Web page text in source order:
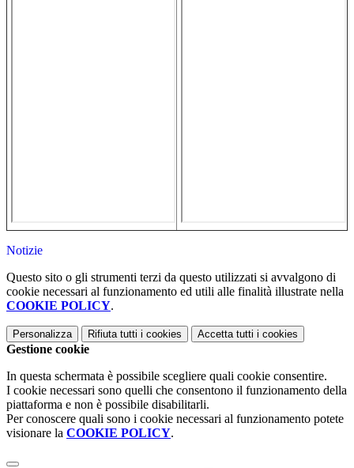
Notizie
Questo sito o gli strumenti terzi da questo utilizzati si avvalgono di
cookie necessari al funzionamento ed utili alle finalità illustrate nella
COOKIE POLICY.
Personalizza Rifiuta tutti i cookies Accetta tutti i cookies
Gestione cookie
In questa schermata è possibile scegliere quali cookie consentire.
I cookie necessari sono quelli che consentono il funzionamento della
piattaforma e non è possibile disabilitarli.
Per conoscere quali sono i cookie necessari al funzionamento potete
visionare la COOKIE POLICY.